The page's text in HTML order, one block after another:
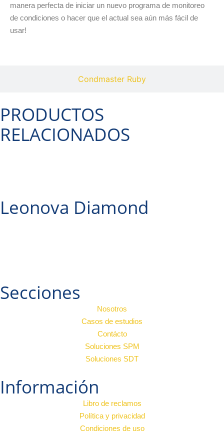
Condmaster Ruby
manera perfecta de iniciar un nuevo programa de monitoreo
de condiciones o hacer que el actual sea aún más fácil de
usar!
PRODUCTOS
RELACIONADOS
Leonova Diamond
Secciones
Nosotros
Casos de estudios
Contácto
Soluciones SPM
Soluciones SDT
Información
Libro de reclamos
Política y privacidad
Condiciones de uso